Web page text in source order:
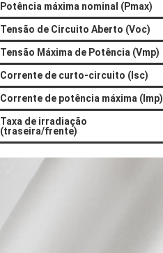
Potência máxima nominal (Pmax)
Tensão de Circuito Aberto (Voc)
Tensão Máxima de Potência (Vmp)
Corrente de curto-circuito (Isc)
Corrente de potência máxima (Imp)
Taxa de irradiação
(traseira/frente)